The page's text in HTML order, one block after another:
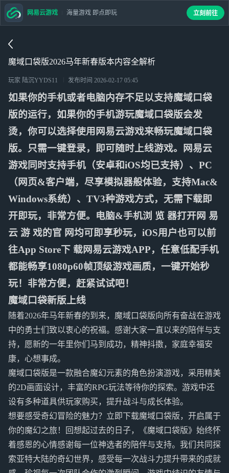
魔域口袋版2026马年新春版本内容全解析
玩家 陆沉YYDS11 发布时间 2026-02-17 05:45
如果你的手机或者电脑内存不足以支持魔域口袋
版的运行，如果你的手机游玩魔域口袋版会发
烫，你可以选择使用网易云游戏来畅玩魔域口袋
版。只需一键登录，即可随时上线游戏。网易云
游戏同时支持手机（安卓和iOS均已支持）、PC
（网页&客户端，尽享模拟器般体验，支持Mac&
Windows系统）、TV3种游戏方式，无需下载即
开即玩，非常方便。电脑&手机浏 览 器打开网 易
云 游 戏的官 网均可即享秒玩，iOS用户也可以前
往App Store下 载网易云游戏APP，任意低配手机
都能畅享1080p60帧顶级游戏画质，一键开始秒
玩！非常方便，赶紧试试吧！
魔域口袋新版上线
随着2026年马年新春的到来，魔域口袋版向所有奋战在游戏
中的勇士们致以衷心的祝福。感谢大家一直以来的陪伴与支
持，愿新的一年里你们马到成功，精神抖擞，家庭幸福安
康，心想事成。
魔域口袋版是一款融合魔幻元素的角色扮演游戏，采用精美
的2D画面设计，丰富的RPG玩法等待你的探索。游戏中还
设有多种道具供玩家购买，提升战斗与成长体验。
想要感受奇幻冒险的魅力？立即下载魔域口袋版，开启属于
你的魔幻之旅！回想起过去的日子，《魔域口袋版》始终怀
着感恩的心情感谢每一位神选者的陪伴与支持。我们共同探
索亚特大陆的奇幻世界，感受每一次战斗力提升带来的成就
网易云游戏 海量游戏 即点即玩 立刻前往